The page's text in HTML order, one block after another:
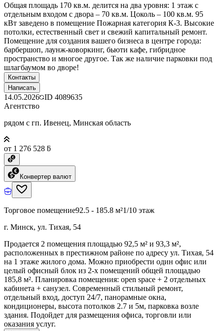
Общая площадь 170 кв.м. делится на два уровня: 1 этаж с
отдельным входом с двора – 70 кв.м. Цоколь – 100 кв.м. 95
кВт заведено в помещение Пожарная категория К-3. Высокие
потолки, естественный свет и свежий капитальный ремонт.
Помещение для создания вашего бизнеса в центре города:
барбершоп, лаунж-коворкинг, бьюти кафе, гибридное
пространство и многое другое. Так же наличие парковки под
шлагбаумом во дворе!
Контакты
Написать
14.05.2026 ID 4089635
Агентство
рядом с гп. Ивенец, Минская область
от 1 276 528 ƃ
Конвертер валют
Торговое помещение92.5 - 185.8 м²1/10 этаж
г. Минск, ул. Тихая, 54
Продается 2 помещения площадью 92,5 м² и 93,3 м²,
расположенных в престижном районе по адресу ул. Тихая, 54
на 1 этаже жилого дома. Можно приобрести один офис или
целый офисный блок из 2-х помещений общей площадью
185,8 м². Планировка помещения: open space + 2 отдельных
кабинета + санузел. Современный стильный ремонт,
отдельный вход, доступ 24/7, панорамные окна,
кондиционеры, высота потолков 2.7 и 5м, парковка возле
здания. Подойдет для размещения офиса, торговли или
оказания услуг.